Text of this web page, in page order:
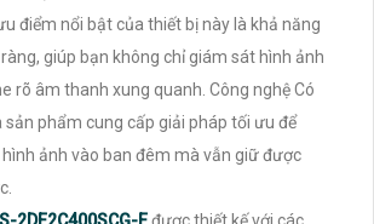
điểm nổi bật của thiết bị này là khả năng
giúp bạn không chỉ giám sát hình ảnh
rõ âm thanh xung quanh. Công nghệ Có
sản phẩm cung cấp giải pháp tối ưu để
ảnh vào ban đêm mà vẫn giữ được